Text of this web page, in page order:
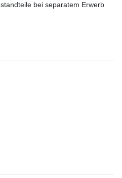
bei separatem Erwerb